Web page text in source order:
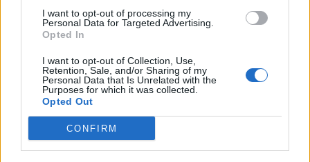
I want to opt-out of processing my
Personal Data for Targeted Advertising.
Opted In
I want to opt-out of Collection, Use,
Retention, Sale, and/or Sharing of my
Personal Data that Is Unrelated with the
Purposes for which it was collected.
Opted Out
CONFIRM
Leatt eleva a aventura com a nova ADV
HydraDri 8.5
A Leatt lança a ADV HydraDri 8.5 para quem vive a
aventura sem limites. A marca aposta numa bota...
BEATRIZ ALEXANDRE 10 AGOSTO, 2026